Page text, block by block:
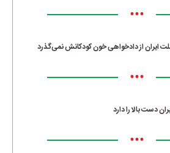
•••
ایران از دادخواهی خون کودکانش نمی‌گذرد
•••
دست بالا را دارد
•••